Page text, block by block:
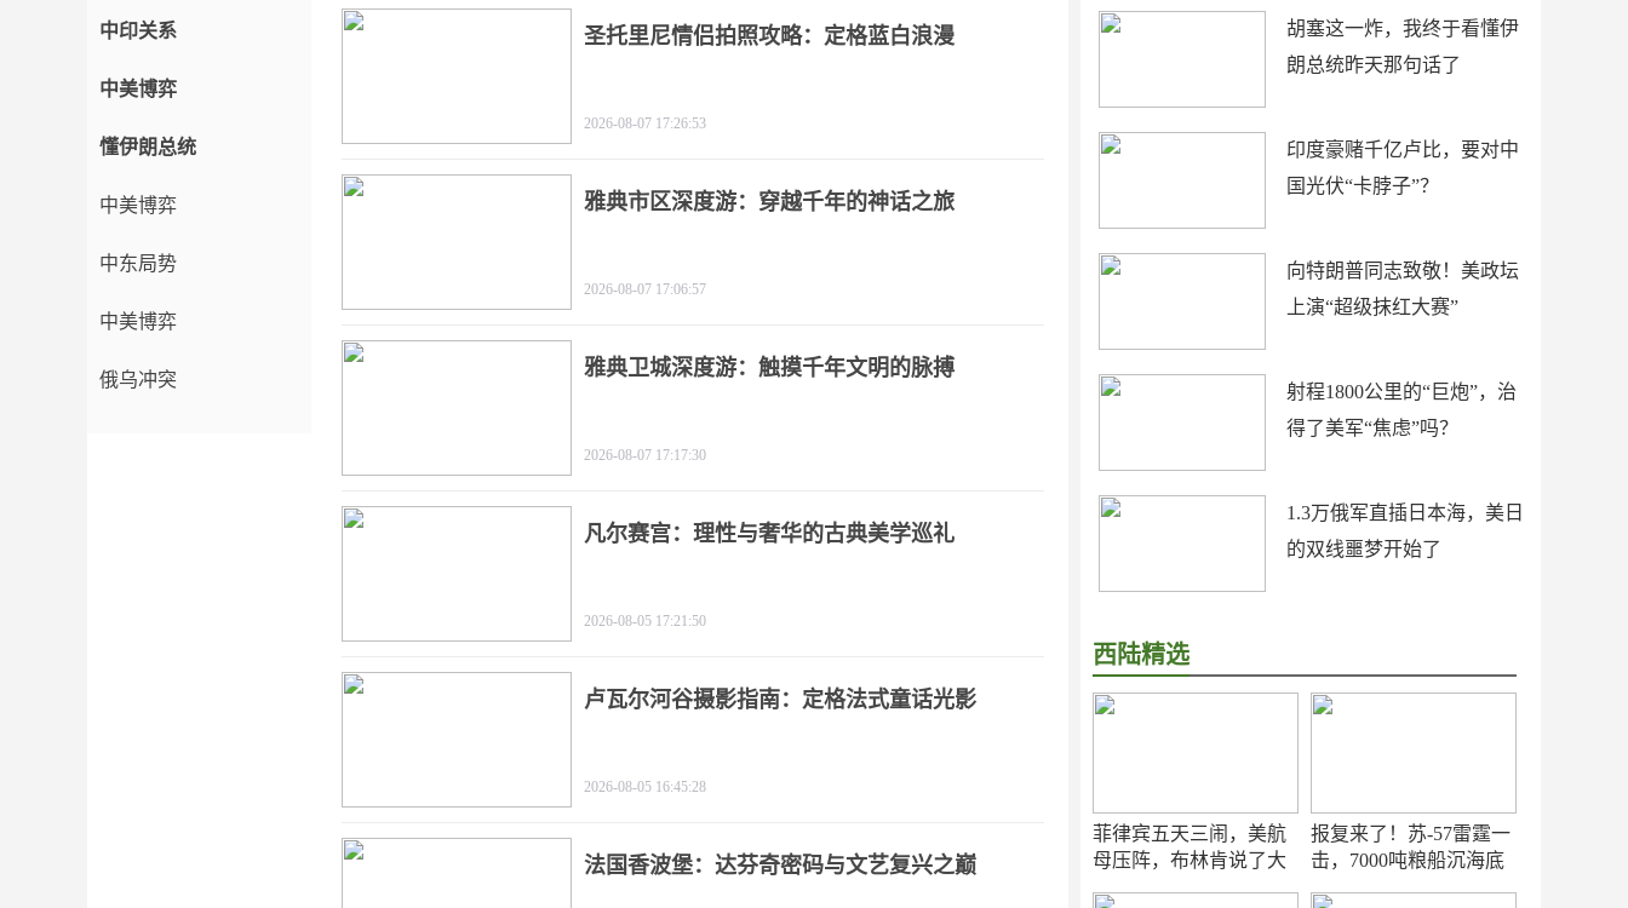
胡塞这一炸，我终于看懂伊
朗总统昨天那句话了
印度豪赌千亿卢比，要对中
国光伏“卡脖子”？
向特朗普同志致敬！美政坛
上演“超级抹红大赛”
射程1800公里的“巨炮”，治
得了美军“焦虑”吗？
1.3万俄军直插日本海，美日
的双线噩梦开始了
西陆精选
菲律宾五天三闹，美航
母压阵，布林肯说了大
报复来了！苏-57雷霆一
击，7000吨粮船沉海底
中印关系
中美博弈
懂伊朗总统
中美博弈
中东局势
中美博弈
俄乌冲突
圣托里尼情侣拍照攻略：定格蓝白浪漫
2026-08-07 17:26:53
雅典市区深度游：穿越千年的神话之旅
2026-08-07 17:06:57
雅典卫城深度游：触摸千年文明的脉搏
2026-08-07 17:17:30
凡尔赛宫：理性与奢华的古典美学巡礼
2026-08-05 17:21:50
卢瓦尔河谷摄影指南：定格法式童话光影
2026-08-05 16:45:28
法国香波堡：达芬奇密码与文艺复兴之巅